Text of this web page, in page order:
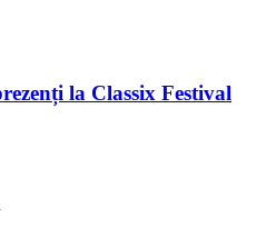
la Classix Festival